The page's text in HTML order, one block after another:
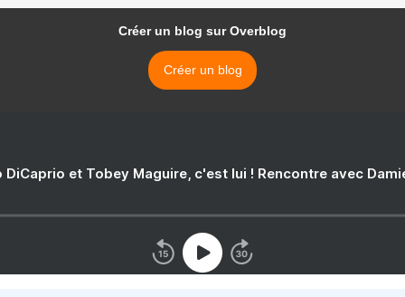
Créer un blog sur Overblog
Créer un blog
DiCaprio et Tobey Maguire, c'est lui ! Rencontre avec